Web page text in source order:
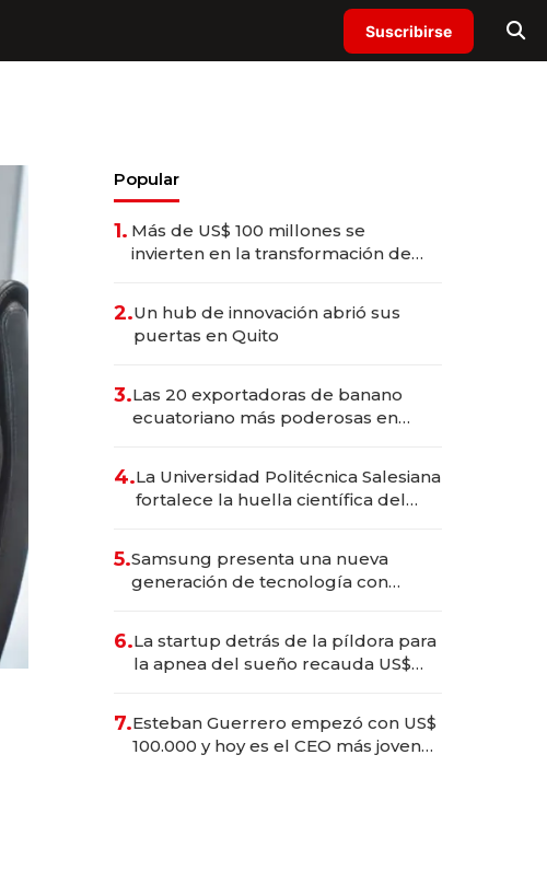
Suscribirse
Popular
1. Más de US$ 100 millones se
invierten en la transformación de
2.Un hub de innovación abrió sus
puertas en Quito
3.Las 20 exportadoras de banano
ecuatoriano más poderosas en
4.La Universidad Politécnica Salesiana
fortalece la huella científica del
5.Samsung presenta una nueva
generación de tecnología con
6.La startup detrás de la píldora para
la apnea del sueño recauda US$
7.Esteban Guerrero empezó con US$
100.000 y hoy es el CEO más joven